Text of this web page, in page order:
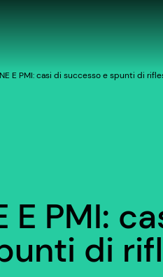
E PMI: casi di successo e spunti di
E PMI:
di